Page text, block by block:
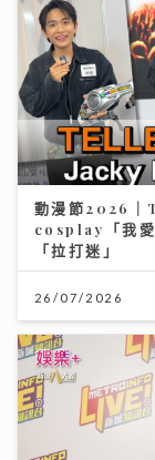
動漫節2026｜
cosplay「我
「拉打迷」
26/07/2026